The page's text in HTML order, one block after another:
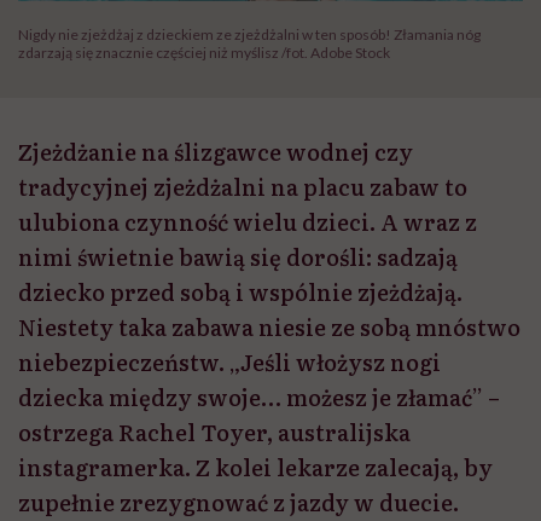
Nigdy nie zjeżdżaj z dzieckiem ze zjeżdżalni w ten sposób! Złamania nóg
zdarzają się znacznie częściej niż myślisz /fot. Adobe Stock
Zjeżdżanie na ślizgawce wodnej czy
tradycyjnej zjeżdżalni na placu zabaw to
ulubiona czynność wielu dzieci. A wraz z
nimi świetnie bawią się dorośli: sadzają
dziecko przed sobą i wspólnie zjeżdżają.
Niestety taka zabawa niesie ze sobą mnóstwo
niebezpieczeństw. „Jeśli włożysz nogi
dziecka między swoje… możesz je złamać” –
ostrzega Rachel Toyer, australijska
instagramerka. Z kolei lekarze zalecają, by
zupełnie zrezygnować z jazdy w duecie.